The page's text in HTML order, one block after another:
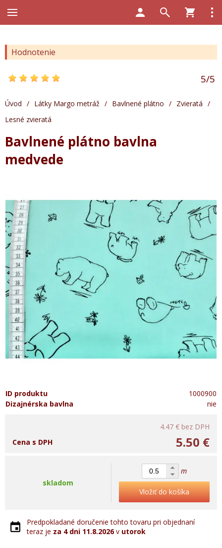
Hodnotenie
5/5
Úvod / Látky Margo metráž / Bavlnené plátno / Zvieratá /
Lesné zvieratá
Bavlnené plátno bavlna
medvede
ID produktu
1000900
Dizajnérska bavlna
nie
4.47 € bez DPH
5.50 €
Cena s DPH
skladom
m
Vložiť do košíka
Predpokladané doručenie tohto tovaru pri objednaní
teraz je za 4 dni 11.8.2026v utorok